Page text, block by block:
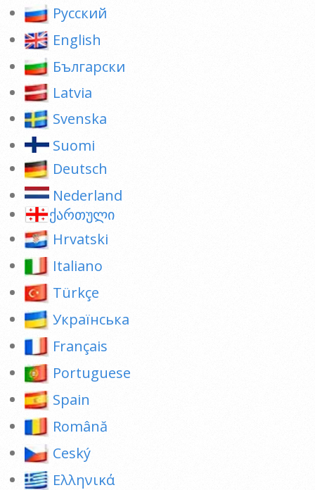
Pусский
English
Български
Latvia
Svenska
Suomi
Deutsch
Nederland
ქართული
Hrvatski
Italiano
Türkçe
Українська
Français
Portuguese
Spain
Română
Ceský
Ελληνικά